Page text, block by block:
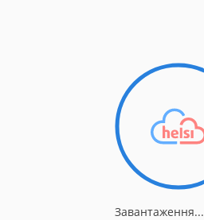
Завантаження...